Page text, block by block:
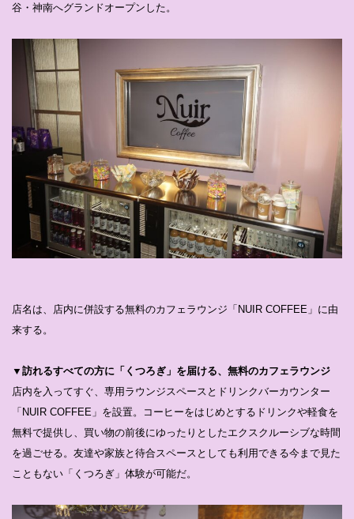
⾕・神南へグランドオープンした。
店名は、店内に併設する無料のカフェラウンジ「NUIR COFFEE」に由
来する。
▼訪れるすべての⽅に「くつろぎ」を届ける、無料のカフェラウンジ
店内を⼊ってすぐ、専⽤ラウンジスペースとドリンクバーカウンター
「NUIR COFFEE」を設置。コーヒーをはじめとするドリンクや軽⾷を
無料で提供し、買い物の前後にゆったりとしたエクスクルーシブな時間
を過ごせる。友達や家族と待合スペースとしても利⽤できる今まで見た
こともない「くつろぎ」体験が可能だ。